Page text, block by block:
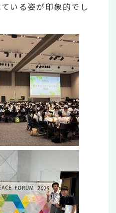
いる姿が印象的でし